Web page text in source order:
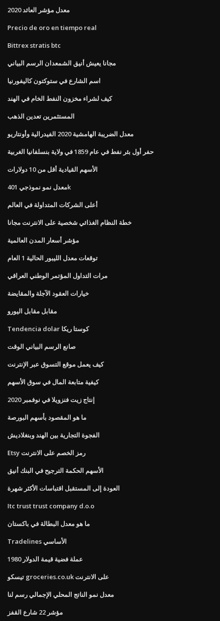
معدل مؤشر العائد 2020
Precio de oro en tiempo real
Bittrex stratis btc
مجانا يعيش أنيق الشمعدان الرسم البياني
اسم الشارع في ستوكتون كاليفورنيا
كيف لشراء مخزون النفط الخام في الهند
المستثمرين تعدين الذهب
معدل الضريبة الهامشية 2020 الفيدرالية وأونتاريو
حفر أول بئر نفط في عام 1859 في ولاية بنسلفانيا الغربية
الأسهم القيادية أقل من 10 دولارات
معدل نمو نموذجي 401k
أعلى الشركات المتداولة في العالم
خطة النظام الغذائي شخصية على الانترنت مجانا
مؤشر أسعار المدن العالمية
توقعات معدل الليبور الحالية 1 العام
مرات التداول المؤتمر الوطني العراقي
خيارات العقود الآجلة والمقايضة
مقابل مقابل اليورو
Tendencia dolar كوستا ريكا
صانع الرسم البياني الوقت
كيف يعمل موقع التسوق عبر الإنترنت
كيفية متابعة المال في سوق الأسهم
إنتاج زيت فنزويلا في نوفمبر 2020
ما هو المقصود بأسهم البورصة
الفجوة التجارية بين الهند وبنغلاديش
Etsy رمز الخصم على الانترنت
الأسهم الحكمة الترجيح في البنك أنيق
العودة إلى المستقبل اقتباسات الأكثر شهرة
Itc trust trust company d.o.o
ما هو معدل البطالة في باكستان
Tradelines الأساسي
1980 عملة فضية قيمة الدولار
تيسكو groceries.co.uk على الانترنت
معدل نمو الناتج المحلي الإجمالي رسم لنا
مؤشر 22 شارع القفز